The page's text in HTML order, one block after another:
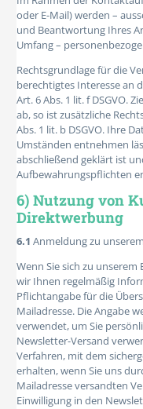
oder E-Mail) werden –
und Beantwortung Ihres
Umfang –
Rechtsgrundlage für die
berechtigtes Interesse an
Art. 6 Abs. 1 lit. f DSGVO.
ab, so ist zusätzliche
Abs. 1 lit. b DSGVO. Ihre
Umständen entnehmen
abschließend geklärt ist
Aufbewahrungspflichten
6) Nutzung von
Direktwerbung
6.1 Anmeldung zu
Wenn Sie sich zu
wir Ihnen regelmäßig
Pflichtangabe für die
Mailadresse. Die Angabe
verwendet, um Sie
Newsletter-Versand
Verfahren, mit dem
erhalten, wenn Sie uns
Mailadresse versandten
Einwilligung in den